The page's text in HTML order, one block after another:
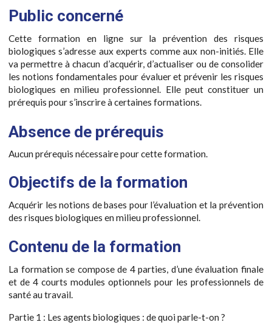
Public concerné
Cette formation en ligne sur la prévention des risques
biologiques s’adresse aux experts comme aux non-initiés. Elle
va permettre à chacun d’acquérir, d’actualiser ou de consolider
les notions fondamentales pour évaluer et prévenir les risques
biologiques en milieu professionnel. Elle peut constituer un
prérequis pour s’inscrire à certaines formations.
Absence de prérequis
Aucun prérequis nécessaire pour cette formation.
Objectifs de la formation
Acquérir les notions de bases pour l’évaluation et la prévention
des risques biologiques en milieu professionnel.
Contenu de la formation
La formation se compose de 4 parties, d’une évaluation finale
et de 4 courts modules optionnels pour les professionnels de
santé au travail.
Partie 1 : Les agents biologiques : de quoi parle-t-on ?